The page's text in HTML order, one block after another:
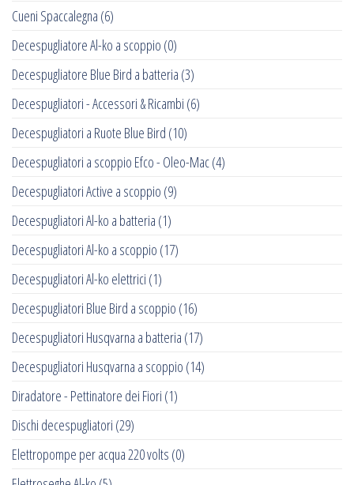
Cueni Spaccalegna (6)
Decespugliatore Al-ko a scoppio (0)
Decespugliatore Blue Bird a batteria (3)
Decespugliatori - Accessori & Ricambi (6)
Decespugliatori a Ruote Blue Bird (10)
Decespugliatori a scoppio Efco - Oleo-Mac(4)
Decespugliatori Active a scoppio (9)
Decespugliatori Al-ko a batteria (1)
Decespugliatori Al-ko a scoppio (17)
Decespugliatori Al-ko elettrici (1)
Decespugliatori Blue Bird a scoppio (16)
Decespugliatori Husqvarna a batteria (17)
Decespugliatori Husqvarna a scoppio (14)
Diradatore - Pettinatore dei Fiori (1)
Dischi decespugliatori (29)
Elettropompe per acqua 220 volts (0)